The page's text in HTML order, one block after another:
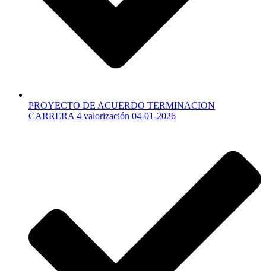
PROYECTO DE ACUERDO TERMINACION
CARRERA 4 valorización 04-01-2026